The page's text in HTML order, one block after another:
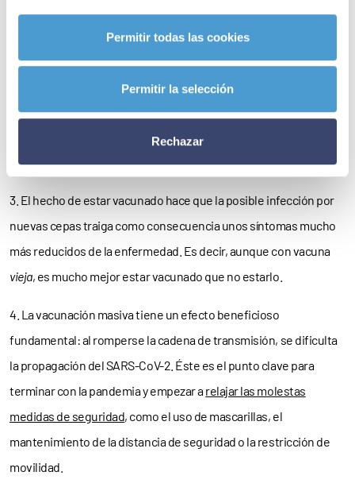
Permitir todas las cookies
Permitir la selección
Rechazar
avanzan que la vacunación es muy eficaz contra la infección por
SARS-CoV-2 (incluyendo tanto las infecciones sintomáticas
como las asintomáticas).
En el caso de tener la mala suerte de ser diagnosticado con
COVID-19 una vez vacunado, sepa que la tasa de hospitalización
es un 60% menor en los vacunados que en los no vacunados.
3. El hecho de estar vacunado hace que la posible infección por
nuevas cepas traiga como consecuencia unos síntomas mucho
más reducidos de la enfermedad. Es decir, aunque con vacuna
vieja, es mucho mejor estar vacunado que no estarlo.
4. La vacunación masiva tiene un efecto beneficioso
fundamental: al romperse la cadena de transmisión, se dificulta
la propagación del SARS-CoV-2. Éste es el punto clave para
terminar con la pandemia y empezar arelajar las molestas
medidas de seguridad, como el uso de mascarillas, el
mantenimiento de la distancia de seguridad o la restricción de
movilidad.